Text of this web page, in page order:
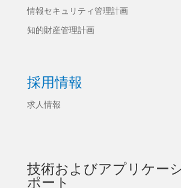
情報セキュリティ管理計画
知的財産管理計画
採用情報
求人情報
技術およびアプリケー
ポート